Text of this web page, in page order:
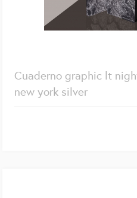
Cuaderno graphic lt
new york silver